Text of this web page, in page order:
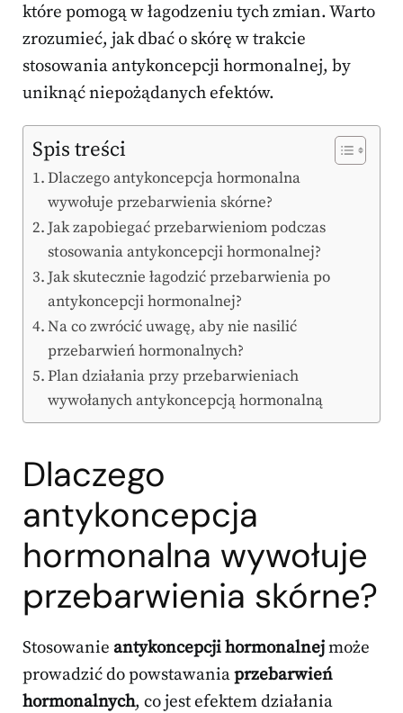
które pomogą w łagodzeniu tych zmian. Warto
zrozumieć, jak dbać o skórę w trakcie
stosowania antykoncepcji hormonalnej, by
uniknąć niepożądanych efektów.
Spis treści
Dlaczego antykoncepcja hormonalna
wywołuje przebarwienia skórne?
Jak zapobiegać przebarwieniom podczas
stosowania antykoncepcji hormonalnej?
Jak skutecznie łagodzić przebarwienia po
antykoncepcji hormonalnej?
Na co zwrócić uwagę, aby nie nasilić
przebarwień hormonalnych?
Plan działania przy przebarwieniach
wywołanych antykoncepcją hormonalną
Dlaczego
antykoncepcja
hormonalna wywołuje
przebarwienia skórne?
Stosowanie antykoncepcji hormonalnejmoże
prowadzić do powstawaniaprzebarwień
hormonalnych, co jest efektem działania